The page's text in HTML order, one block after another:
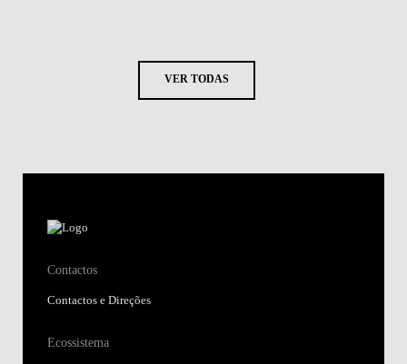
VER TODAS
Contactos
Contactos e Direções
Ecossistema